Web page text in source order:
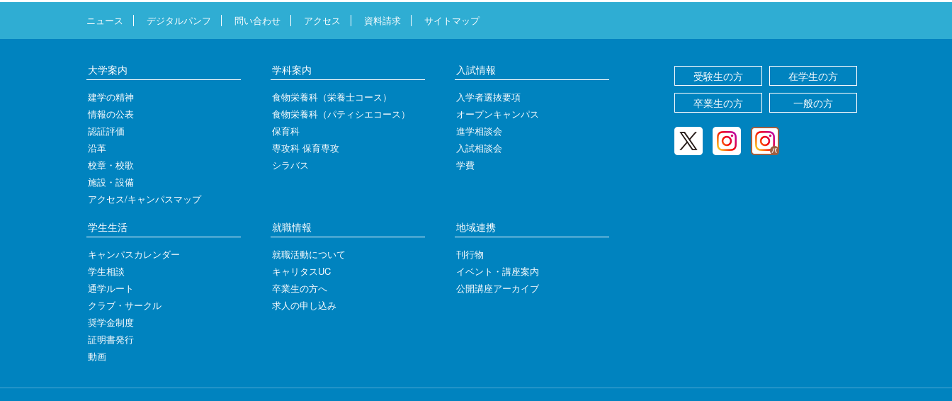
ニュース デジタルパンフ 問い合わせ アクセス 資料請求 サイトマップ
大学案内
建学の精神
情報の公表
認証評価
沿革
校章・校歌
施設・設備
アクセス/キャンパスマップ
学科案内
食物栄養科（栄養士コース）
食物栄養科（パティシエコース）
保育科
専攻科 保育専攻
シラバス
入試情報
入学者選抜要項
オープンキャンパス
進学相談会
入試相談会
学費
学生生活
キャンパスカレンダー
学生相談
通学ルート
クラブ・サークル
奨学金制度
証明書発行
動画
就職情報
就職活動について
キャリタスUC
卒業生の方へ
求人の申し込み
地域連携
刊行物
イベント・講座案内
公開講座アーカイブ
受験生の方
在学生の方
卒業生の方
一般の方